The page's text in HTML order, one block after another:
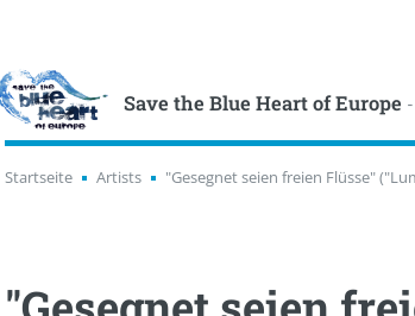
Save the Blue Heart of Europe
Startseite Artists "Gesegnet seien freien Flüsse"